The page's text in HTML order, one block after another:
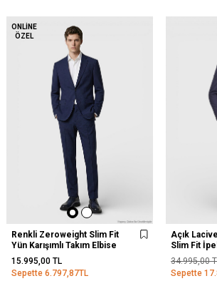
ONLINE
ÖZEL
Renkli Zeroweight Slim Fit
Yün Karışımlı Takım Elbise
15.995,00 TL
Sepette 6.797,87TL
Açık
Slim Fit
Elbise
34.995,00
Sepette